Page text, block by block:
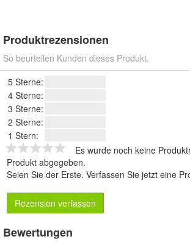
Produktrezensionen
So beurteilen Kunden dieses Produkt.
5 Sterne:
4 Sterne:
3 Sterne:
2 Sterne:
1 Stern:
Es wurde noch keine
Produkt abgegeben.
Seien Sie der Erste. Verfassen Sie jetzt eine
Rezension verfassen
Bewertungen